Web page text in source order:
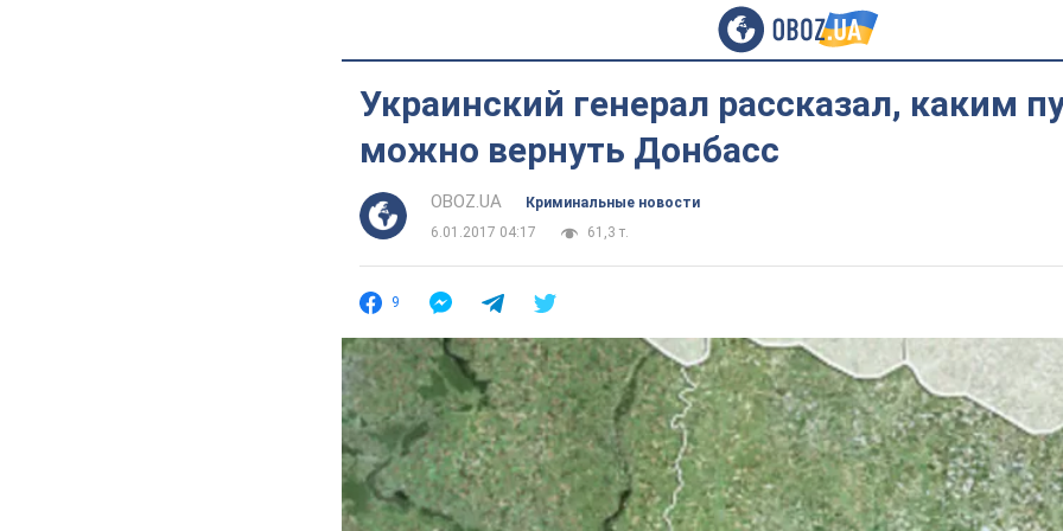
Украинский генерал рассказал, каким
можно вернуть Донбасс
OBOZ.UA
Криминальные новости
6.01.2017 04:17
61,3 т.
9